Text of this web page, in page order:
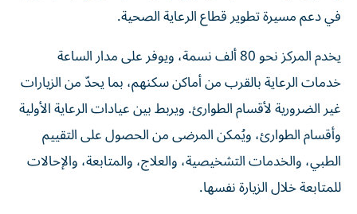
في دعم مسيرة تطوير قطاع الرعاية الصحية.
يخدم المركز نحو 80 ألف نسمة، ويوفر على مدار الساعة
خدمات الرعاية بالقرب من أماكن سكنهم، بما يحدّ من الزيارات
غير الضرورية لأقسام الطوارئ. ويربط بين عيادات الرعاية الأولية
وأقسام الطوارئ، ويُمكن المرضى من الحصول على التقييم
الطبي، والخدمات التشخيصية، والعلاج، والمتابعة، والإحالات
للمتابعة خلال الزيارة نفسها.